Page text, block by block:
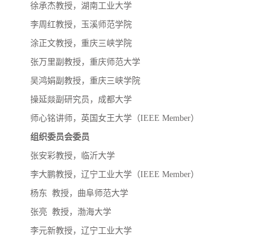
徐承杰教授，湖南工业大学
李周红教授，玉溪师范学院
涂正文教授，重庆三峡学院
张万里副教授，重庆师范大学
吴鸿娟副教授，重庆三峡学院
操延燚副研究员，成都大学
师心铭讲师，英国女王大学（IEEE Member）
组织委员会委员
张安彩教授，临沂大学
李大鹏教授，辽宁工业大学（IEEE Member）
杨东 教授，曲阜师范大学
张亮 教授，渤海大学
李元新教授，辽宁工业大学